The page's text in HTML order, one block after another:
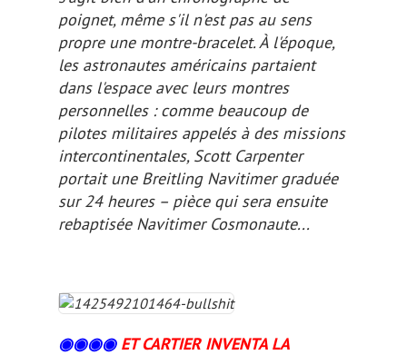
poignet, même s'il n'est pas au sens
propre une montre-bracelet. À l'époque,
les astronautes américains partaient
dans l'espace avec leurs montres
personnelles : comme beaucoup de
pilotes militaires appelés à des missions
intercontinentales, Scott Carpenter
portait une Breitling Navitimer graduée
sur 24 heures – pièce qui sera ensuite
rebaptisée Navitimer Cosmonaute...
◉◉◉◉ ET CARTIER INVENTA LA